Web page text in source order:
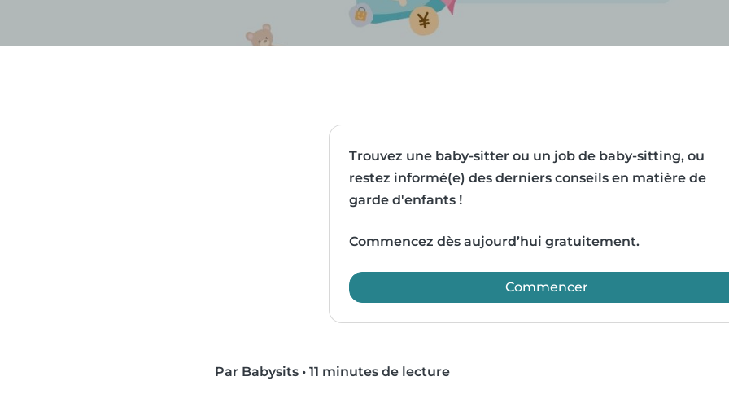
Trouvez une baby-sitter ou un job de baby-sitting, ou
restez informé(e) des derniers conseils en matière de
garde d'enfants !
Commencez dès aujourd’hui gratuitement.
Commencer
Par Babysits • 11 minutes de lecture